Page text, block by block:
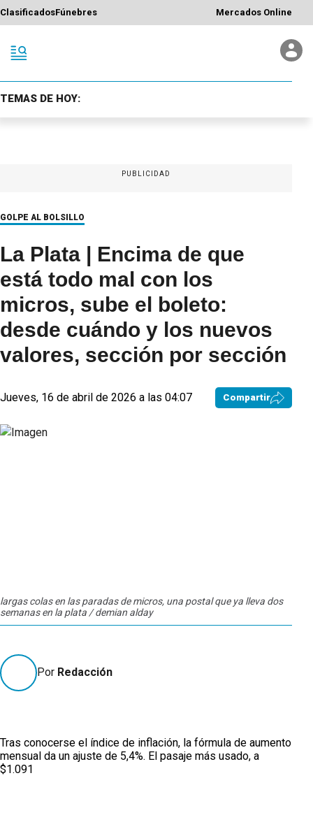
ClasificadosFúnebres Mercados Online
TEMAS DE HOY:
PUBLICIDAD
GOLPE AL BOLSILLO
La Plata | Encima de que
está todo mal con los
micros, sube el boleto:
desde cuándo y los nuevos
valores, sección por sección
Jueves, 16 de abril de 2026 a las 04:07 Compartir
largas colas en las paradas de micros, una postal que ya lleva dos
semanas en la plata / demian alday
Por Redacción
Tras conocerse el índice de inflación, la fórmula de aumento
mensual da un ajuste de 5,4%. El pasaje más usado, a
$1.091